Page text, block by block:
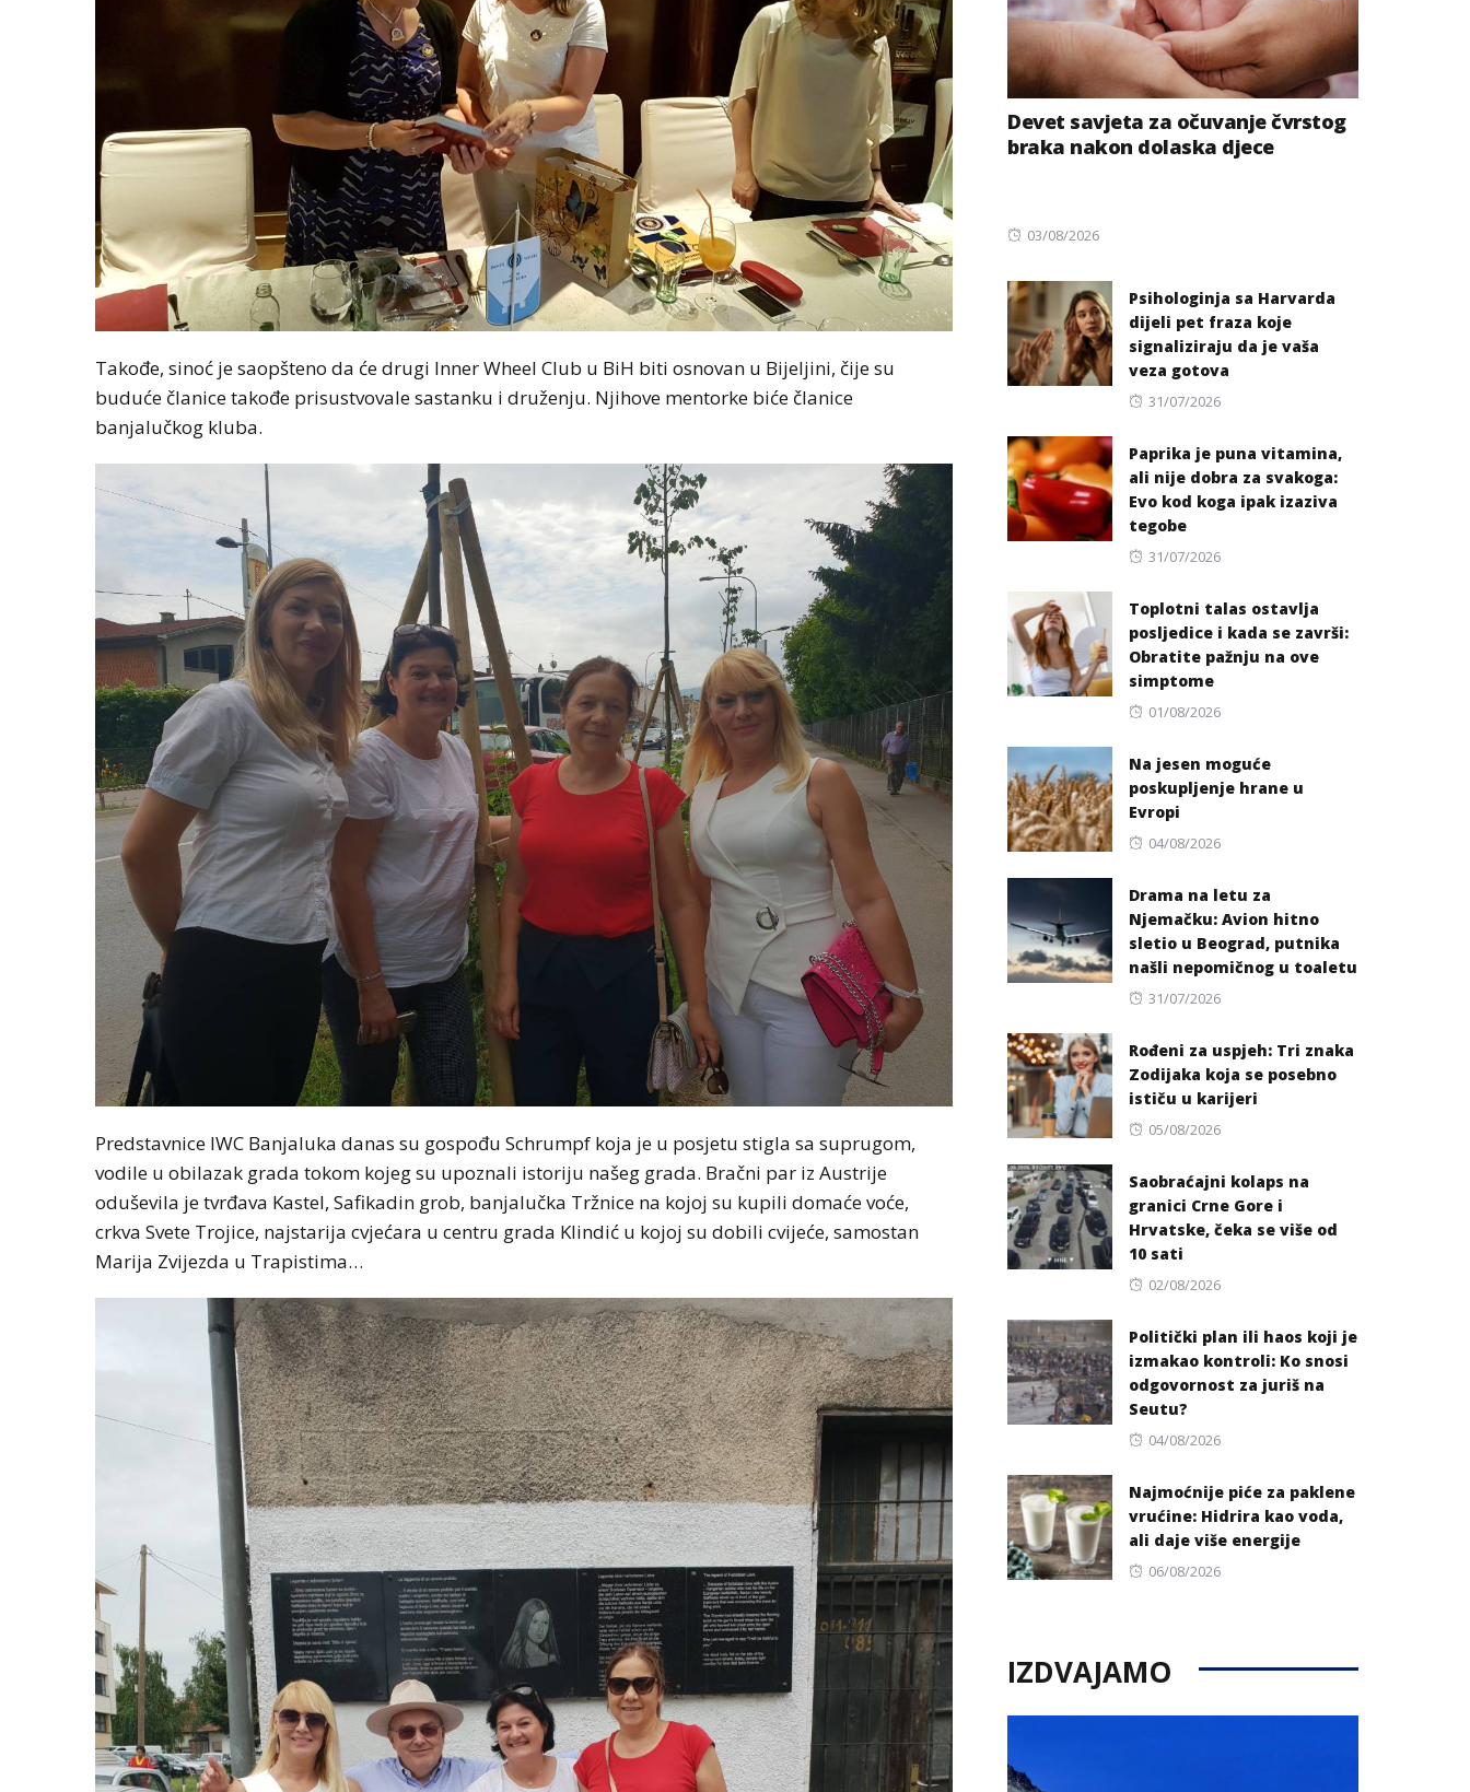
Takođe, sinoć je saopšteno da će drugi Inner Wheel Club u BiH biti osnovan u Bijeljini, čije su
buduće članice takođe prisustvovale sastanku i druženju. Njihove mentorke biće članice
banjalučkog kluba.
Predstavnice IWC Banjaluka danas su gospođu Schrumpf koja je u posjetu stigla sa suprugom,
vodile u obilazak grada tokom kojeg su upoznali istoriju našeg grada. Bračni par iz Austrije
oduševila je tvrđava Kastel, Safikadin grob, banjalučka Tržnice na kojoj su kupili domaće voće,
crkva Svete Trojice, najstarija cvjećara u centru grada Klindić u kojoj su dobili cvijeće, samostan
Marija Zvijezda u Trapistima…
Devet savjeta za očuvanje čvrstog
braka nakon dolaska djece
Posted
03/08/2026
Psihologinja sa Harvarda
dijeli pet fraza koje
signaliziraju da je vaša
veza gotova
Posted
31/07/2026
Paprika je puna vitamina,
ali nije dobra za svakoga:
Evo kod koga ipak izaziva
tegobe
Posted
31/07/2026
Toplotni talas ostavlja
posljedice i kada se završi:
Obratite pažnju na ove
simptome
Posted
01/08/2026
Na jesen moguće
poskupljenje hrane u
Evropi
Posted
04/08/2026
Drama na letu za
Njemačku: Avion hitno
sletio u Beograd, putnika
našli nepomičnog u toaletu
Posted
31/07/2026
Rođeni za uspjeh: Tri znaka
Zodijaka koja se posebno
ističu u karijeri
Posted
05/08/2026
Saobraćajni kolaps na
granici Crne Gore i
Hrvatske, čeka se više od
10 sati
Posted
02/08/2026
Politički plan ili haos koji je
izmakao kontroli: Ko snosi
odgovornost za juriš na
Seutu?
Posted
04/08/2026
Najmoćnije piće za paklene
vrućine: Hidrira kao voda,
ali daje više energije
Posted
06/08/2026
IZDVAJAMO